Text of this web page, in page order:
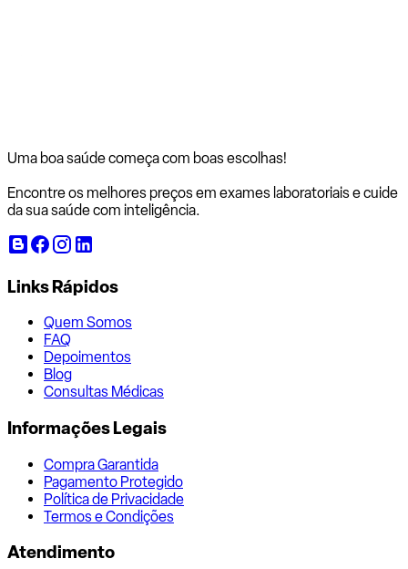
Uma boa saúde começa com boas escolhas!
Encontre os melhores preços em exames laboratoriais e cuide
da sua saúde com inteligência.
Links Rápidos
Quem Somos
FAQ
Depoimentos
Blog
Consultas Médicas
Informações Legais
Compra Garantida
Pagamento Protegido
Política de Privacidade
Termos e Condições
Atendimento